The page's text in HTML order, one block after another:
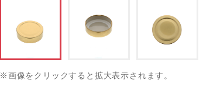
※画像をクリックすると拡大表示されます。